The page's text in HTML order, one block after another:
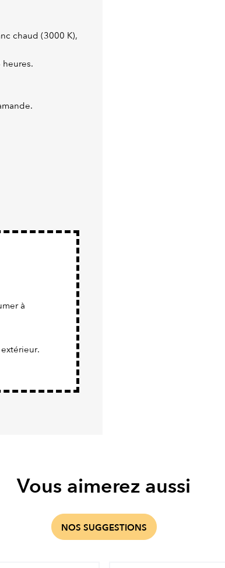
chaud (3000 K),
à
Vous aimerez aussi
NOS SUGGESTIONS